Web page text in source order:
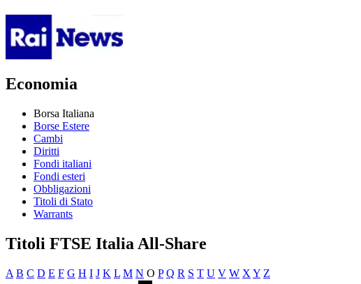
Economia
Borsa Italiana
Borse Estere
Cambi
Diritti
Fondi italiani
Fondi esteri
Obbligazioni
Titoli di Stato
Warrants
Titoli FTSE Italia All-Share
A B C D E F G H I J K L M N O P Q R S T U V W X Y Z